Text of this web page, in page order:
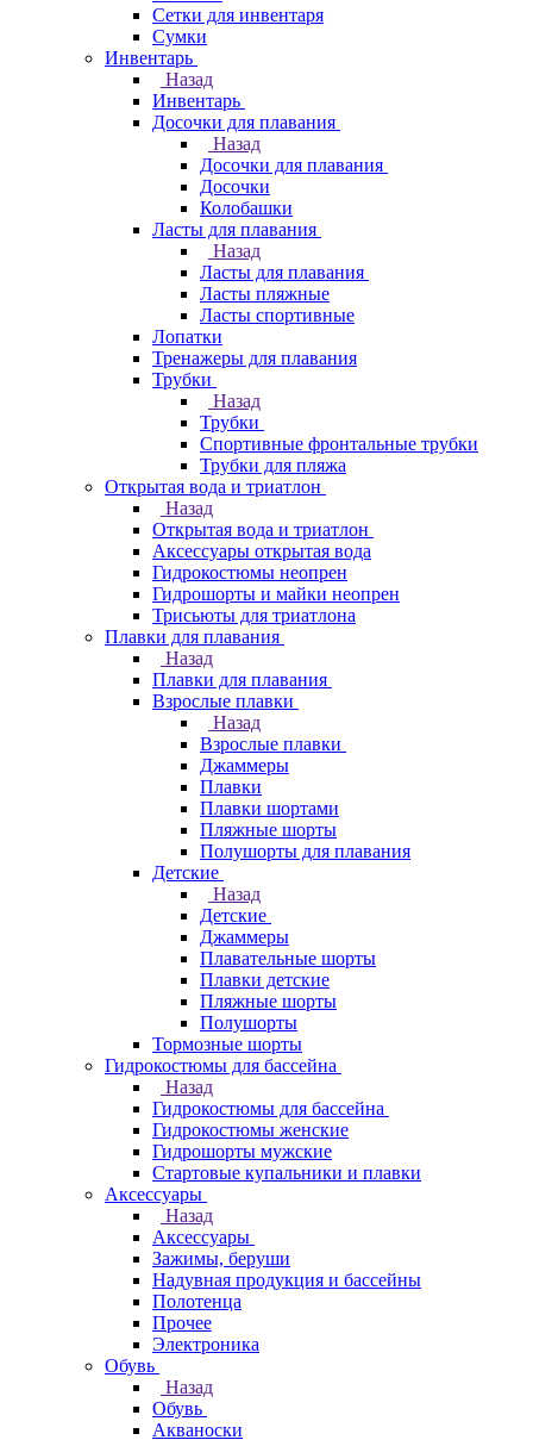
Сетки для инвентаря
Сумки
Инвентарь
Назад
Инвентарь
Досочки для плавания
Назад
Досочки для плавания
Досочки
Колобашки
Ласты для плавания
Назад
Ласты для плавания
Ласты пляжные
Ласты спортивные
Лопатки
Тренажеры для плавания
Трубки
Назад
Трубки
Спортивные фронтальные трубки
Трубки для пляжа
Открытая вода и триатлон
Назад
Открытая вода и триатлон
Аксессуары открытая вода
Гидрокостюмы неопрен
Гидрошорты и майки неопрен
Трисьюты для триатлона
Плавки для плавания
Назад
Плавки для плавания
Взрослые плавки
Назад
Взрослые плавки
Джаммеры
Плавки
Плавки шортами
Пляжные шорты
Полушорты для плавания
Детские
Назад
Детские
Джаммеры
Плавательные шорты
Плавки детские
Пляжные шорты
Полушорты
Тормозные шорты
Гидрокостюмы для бассейна
Назад
Гидрокостюмы для бассейна
Гидрокостюмы женские
Гидрошорты мужские
Стартовые купальники и плавки
Аксессуары
Назад
Аксессуары
Зажимы, беруши
Надувная продукция и бассейны
Полотенца
Прочее
Электроника
Обувь
Назад
Обувь
Акваноски